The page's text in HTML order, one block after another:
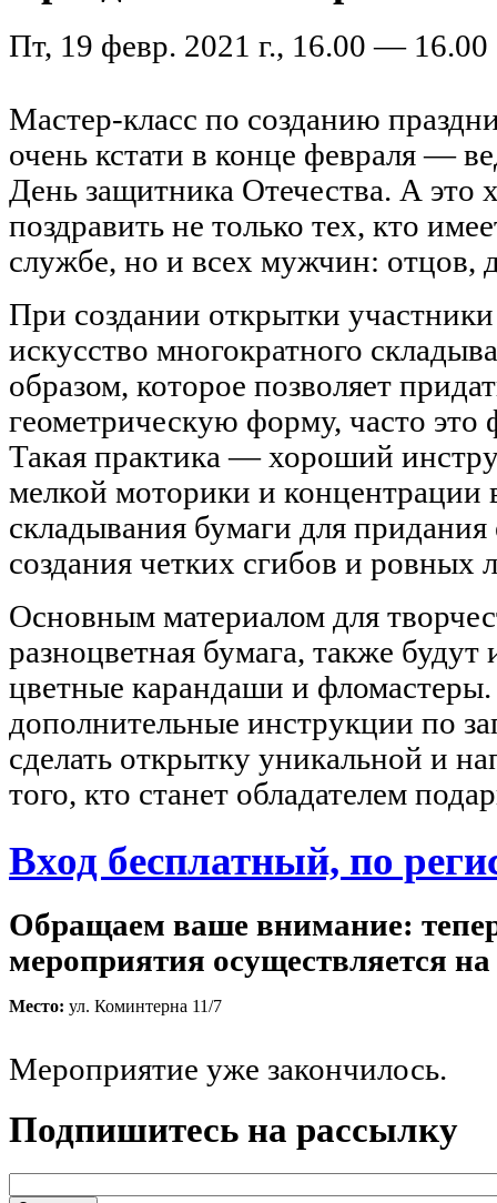
Пт, 19 февр. 2021 г., 16.00 — 16.00
Мастер-класс по созданию
очень кстати в конце февраля —
День защитника Отечества. А
поздравить не только тех, кто
службе, но и всех мужчин: отцов,
При создании открытки
искусство многократного
образом, которое позволяет
геометрическую форму, часто
Такая практика — хороший
мелкой моторики и концентрации
складывания бумаги для
создания четких сгибов и ровных
Основным материалом для
разноцветная бумага, также
цветные карандаши и
дополнительные инструкции по
сделать открытку уникальной и
того, кто станет обладателем
Вход бесплатный, по
Обращаем ваше внимание:
мероприятия осуществляется
Место: ул. Коминтерна 11/7
Мероприятие уже закончилось.
Подпишитесь на рассылку